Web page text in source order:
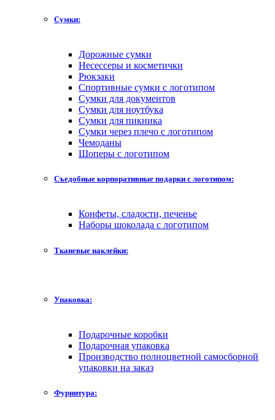
Сумки:
Дорожные сумки
Несессеры и косметички
Рюкзаки
Спортивные сумки с логотипом
Сумки для документов
Сумки для ноутбука
Сумки для пикника
Сумки через плечо с логотипом
Чемоданы
Шоперы с логотипом
Съедобные корпоративные подарки с логотипом:
Конфеты, сладости, печенье
Наборы шоколада с логотипом
Тканевые наклейки:
Упаковка:
Подарочные коробки
Подарочная упаковка
Производство полноцветной самосборной
упаковки на заказ
Фурнитура: